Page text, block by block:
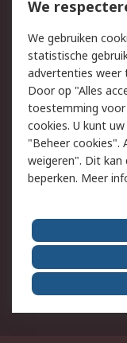
Bestellen
Track & Trace
Wettelijk
Cookiebeleid
Privacybeleid
Algemene
Over RS
RS Group
RS wereldwijd
ESG
We
We gebruiken
statistische
advertenties weer
Door op "Alles
toestemming voor
cookies. U kunt
"Beheer cookies".
weigeren". Dit
beperken. Meer